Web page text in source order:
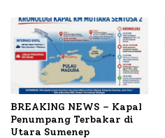
BREAKING NEWS – Kapal
Penumpang Terbakar di
Utara Sumenep